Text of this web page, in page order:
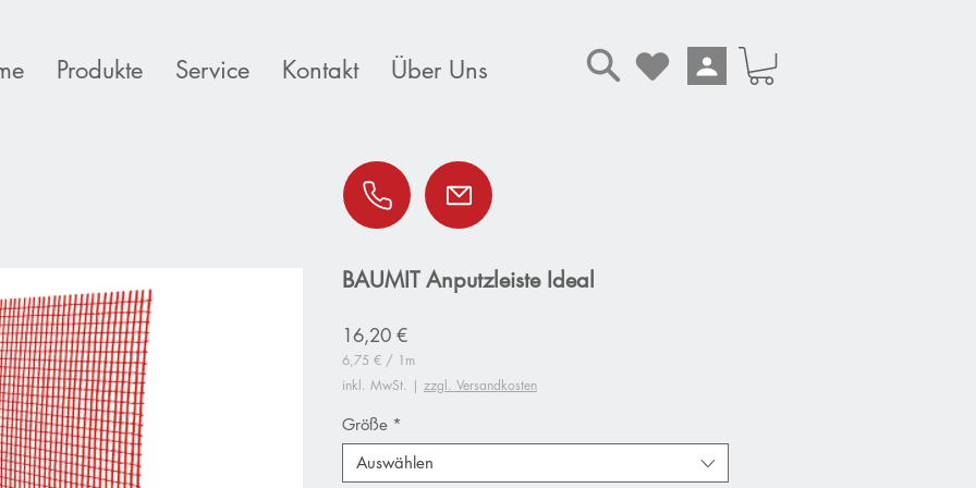
Produkte Service Kontakt Über Uns
BAUMIT Anputzleiste Ideal
16,20 €Preis
6,75 € / 1m
6,75 €
pro
Meter
inkl. MwSt. | zzgl. Versandkosten
Größe *
Auswählen